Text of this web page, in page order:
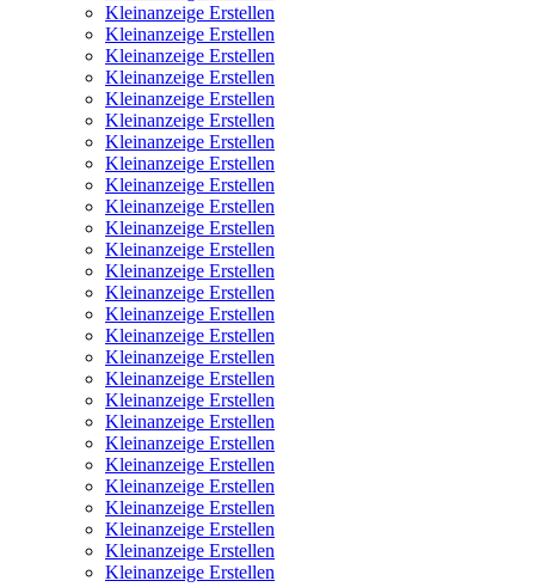
Kleinanzeige Erstellen
Kleinanzeige Erstellen
Kleinanzeige Erstellen
Kleinanzeige Erstellen
Kleinanzeige Erstellen
Kleinanzeige Erstellen
Kleinanzeige Erstellen
Kleinanzeige Erstellen
Kleinanzeige Erstellen
Kleinanzeige Erstellen
Kleinanzeige Erstellen
Kleinanzeige Erstellen
Kleinanzeige Erstellen
Kleinanzeige Erstellen
Kleinanzeige Erstellen
Kleinanzeige Erstellen
Kleinanzeige Erstellen
Kleinanzeige Erstellen
Kleinanzeige Erstellen
Kleinanzeige Erstellen
Kleinanzeige Erstellen
Kleinanzeige Erstellen
Kleinanzeige Erstellen
Kleinanzeige Erstellen
Kleinanzeige Erstellen
Kleinanzeige Erstellen
Kleinanzeige Erstellen